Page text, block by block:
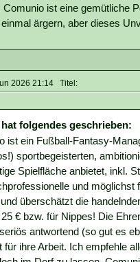
Comunio ist eine gemütliche
ärgern, aber dieses
2026 21:14 Titel:
folgendes geschrieben:
ist ein Fußball-Fantasy-
sportbegeisterten,
Spielfläche anbietet, inkl.
und
überschätzt die
€ bzw. für Nippes! Die
antwortend (so gut es
für ihre Arbeit. Ich empfehle